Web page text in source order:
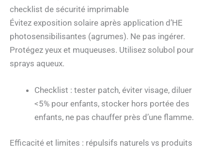
checklist de sécurité imprimable
Évitez exposition solaire après application d’HE
photosensibilisantes (agrumes). Ne pas ingérer.
Protégez yeux et muqueuses. Utilisez solubol pour
sprays aqueux.
Checklist : tester patch, éviter visage, diluer
<5% pour enfants, stocker hors portée des
enfants, ne pas chauffer près d’une flamme.
Efficacité et limites : répulsifs naturels vs produits